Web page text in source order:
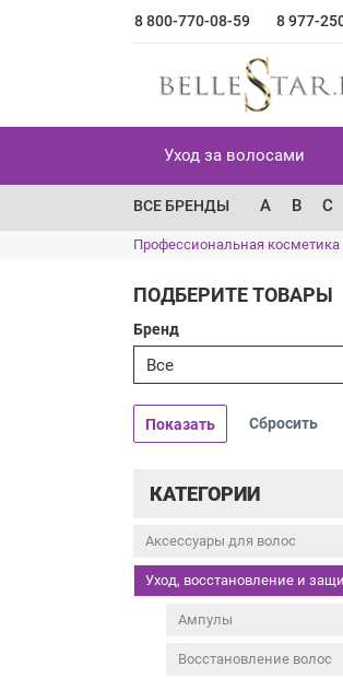
8 800-770-08-59 8 977-
Уход за волосами
ВСЕ БРЕНДЫ A B C
Профессиональная косметика
ПОДБЕРИТЕ ТОВАРЫ
Бренд
Все
Показать
КАТЕГОРИИ
Аксессуары для волос
Уход, восстановление и
Ампулы
Восстановление волос